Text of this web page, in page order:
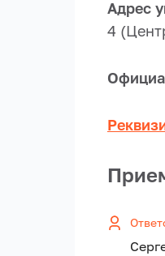
Адрес
4